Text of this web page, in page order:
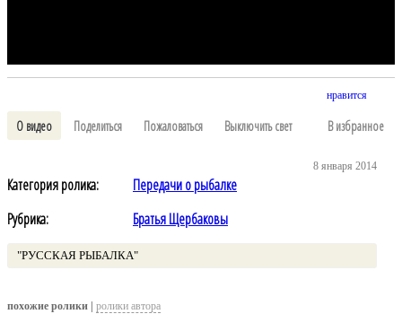
нравится
О видео Поделиться Пожаловаться Выключить свет В избранное
Категория ролика:
Передачи о рыбалке
Рубрика:
Братья Щербаковы
"РУССКАЯ РЫБАЛКА"
8 января 2014
похожие ролики | ролики автора